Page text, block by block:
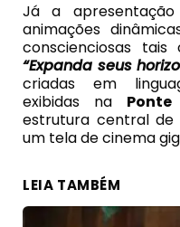
Já a
animações
conscienciosas tais
“Expanda seus
criadas em
exibidas na
estrutura central de
um tela de cinema
LEIA TAMBÉM